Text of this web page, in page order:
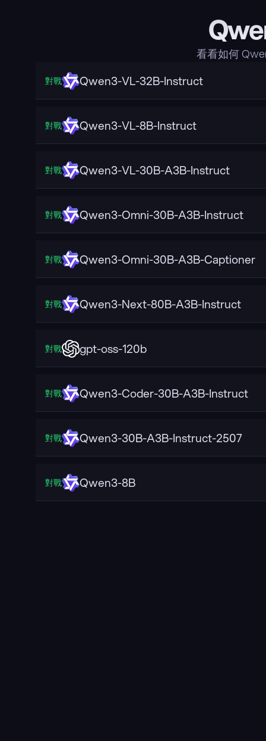
看看如何
對戰 Qwen3-VL-32B-Instruct
對戰 Qwen3-VL-8B-Instruct
對戰 Qwen3-VL-30B-A3B-Instruct
對戰 Qwen3-Omni-30B-A3B-Instruct
對戰 Qwen3-Omni-30B-A3B-Captioner
對戰 Qwen3-Next-80B-A3B-Instruct
對戰 gpt-oss-120b
對戰 Qwen3-Coder-30B-A3B-Instruct
對戰 Qwen3-30B-A3B-Instruct-2507
對戰 Qwen3-8B